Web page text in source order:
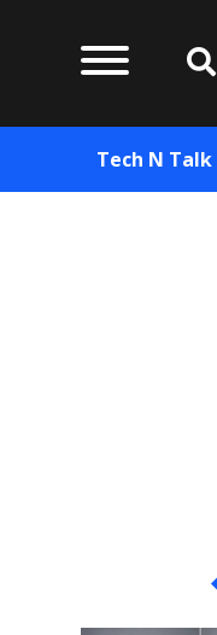
Tech N Talk